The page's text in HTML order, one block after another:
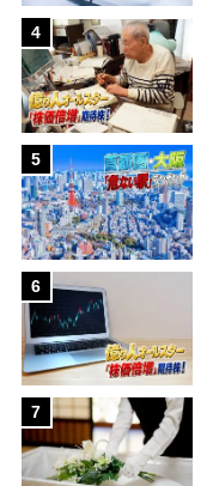
4
5
6
7